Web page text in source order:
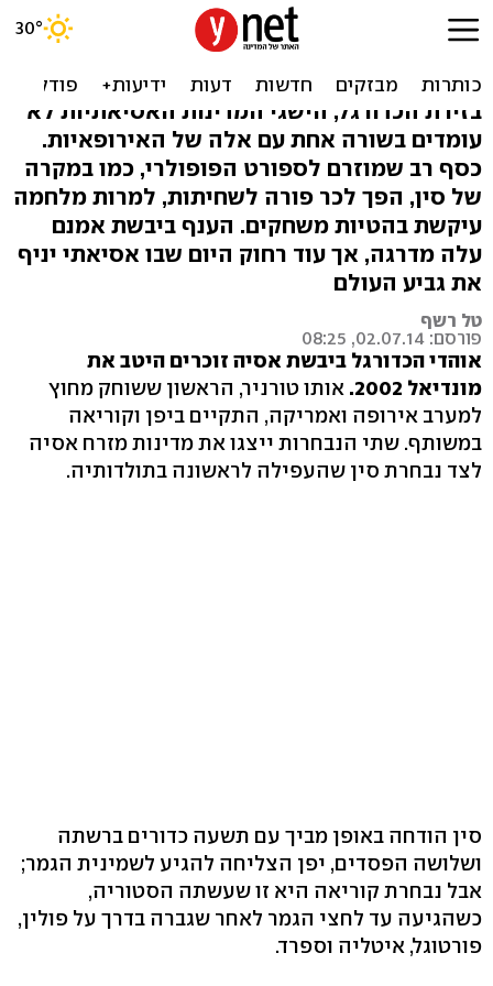
כסף ושחיתות: הרנסנס של
הכדורגל באסיה
בזירת הכדורגל, הישגי המדינות האסיאתיות לא
עומדים בשורה אחת עם אלה של האירופאיות.
כסף רב שמוזרם לספורט הפופולרי, כמו במקרה
של סין, הפך לכר פורה לשחיתות, למרות מלחמה
עיקשת בהטיות משחקים. הענף ביבשת אמנם
עלה מדרגה, אך עוד רחוק היום שבו אסיאתי יניף
את גביע העולם
טל רשף
פורסם: 02.07.14, 08:25
אוהדי הכדורגל ביבשת אסיה זוכרים היטב את
מונדיאל 2002.
אותו טורניר, הראשון ששוחק מחוץ
למערב אירופה ואמריקה, התקיים ביפן וקוריאה
במשותף. שתי הנבחרות ייצגו את מדינות מזרח אסיה
לצד נבחרת סין שהעפילה לראשונה בתולדותיה.
סין הודחה באופן מביך עם תשעה כדורים ברשתה
ושלושה הפסדים, יפן הצליחה להגיע לשמינית הגמר;
אבל נבחרת קוריאה היא זו שעשתה הסטוריה,
כשהגיעה עד לחצי הגמר לאחר שגברה בדרך על פולין,
פורטוגל, איטליה וספרד.